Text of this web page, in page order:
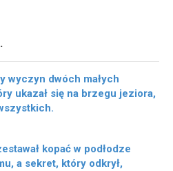
wyczyn dwóch małych
ukazał się na brzegu jeziora,
kopać w podłodze
a sekret, który odkrył,